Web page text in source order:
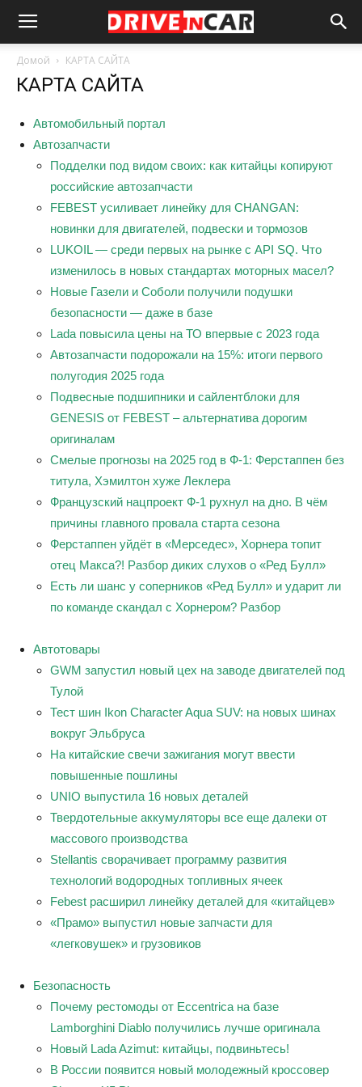
Домой КАРТА САЙТА
КАРТА САЙТА
Автомобильный портал
Автозапчасти
Подделки под видом своих: как китайцы копируют
российские автозапчасти
FEBEST усиливает линейку для CHANGAN:
новинки для двигателей, подвески и тормозов
LUKOIL — среди первых на рынке с API SQ. Что
изменилось в новых стандартах моторных масел?
Новые Газели и Соболи получили подушки
безопасности — даже в базе
Lada повысила цены на ТО впервые с 2023 года
Автозапчасти подорожали на 15%: итоги первого
полугодия 2025 года
Подвесные подшипники и сайлентблоки для
GENESIS от FEBEST – альтернатива дорогим
оригиналам
Смелые прогнозы на 2025 год в Ф-1: Ферстаппен без
титула, Хэмилтон хуже Леклера
Французский нацпроект Ф-1 рухнул на дно. В чём
причины главного провала старта сезона
Ферстаппен уйдёт в «Мерседес», Хорнера топит
отец Макса?! Разбор диких слухов о «Ред Булл»
Есть ли шанс у соперников «Ред Булл» и ударит ли
по команде скандал с Хорнером? Разбор
Автотовары
GWM запустил новый цех на заводе двигателей под
Тулой
Тест шин Ikon Character Aqua SUV: на новых шинах
вокруг Эльбруса
На китайские свечи зажигания могут ввести
повышенные пошлины
UNIO выпустила 16 новых деталей
Твердотельные аккумуляторы все еще далеки от
массового производства
Stellantis сворачивает программу развития
технологий водородных топливных ячеек
Febest расширил линейку деталей для «китайцев»
«Прамо» выпустил новые запчасти для
«легковушек» и грузовиков
Безопасность
Почему рестомоды от Eccentrica на базе
Lamborghini Diablo получились лучше оригинала
Новый Lada Azimut: китайцы, подвиньтесь!
В России появится новый молодежный кроссовер